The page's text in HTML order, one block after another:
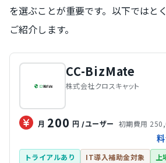
を選ぶことが重要です。以下ではと
ご紹介します。
CC-BizMate
株式会社クロスキャット
月 200 円 /ユーザー
初期費用
トライアルあり
IT導入補助金対象